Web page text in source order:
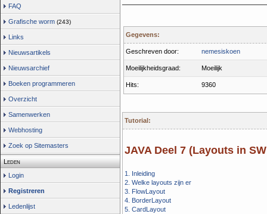
FAQ
Grafische worm (243)
Links
Nieuwsartikels
Nieuwsarchief
Boeken programmeren
Overzicht
Samenwerken
Webhosting
Zoek op Sitemasters
Leden
Login
Registreren
Ledenlijst
Gegevens:
Geschreven door: nemesiskoen
Moeilijkheidsgraad: Moeilijk
Hits: 9360
Tutorial:
JAVA Deel 7 (Layouts in
1. Inleiding
2. Welke layouts zijn er
3. FlowLayout
4. BorderLayout
5. CardLayout